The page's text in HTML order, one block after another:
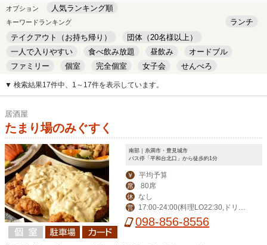
オプション 人気ランキング順
キーワードランキング
ランチ
テイクアウト（お持ち帰り）
団体（20名様以上）
一人で入りやすい
食べ飲み放題 昼飲み
オードブル
ファミリー
個室 完全個室 女子会
せんべろ
キッズルーム
安い デート
▼ 検索結果17件中、1～17件を表示しています。
居酒屋
たまり場のみぐすく
南部｜糸満市・豊見城市
バス停「平和台北口」から徒歩約1分
￥ 平均予算
席 80席
休 なし
営
17:00-24:00(料理LO22:30,ドリン
クLO23:30）
098-856-8556